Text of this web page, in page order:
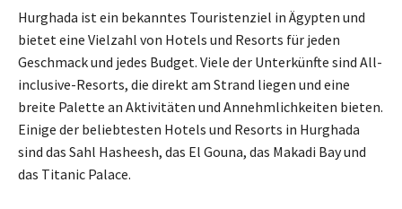
Hurghada ist ein bekanntes Touristenziel in Ägypten und
bietet eine Vielzahl von Hotels und Resorts für jeden
Geschmack und jedes Budget. Viele der Unterkünfte sind All-
inclusive-Resorts, die direkt am Strand liegen und eine
breite Palette an Aktivitäten und Annehmlichkeiten bieten.
Einige der beliebtesten Hotels und Resorts in Hurghada
sind das Sahl Hasheesh, das El Gouna, das Makadi Bay und
das Titanic Palace.